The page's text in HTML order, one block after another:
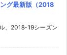
グ最新版（2018
、2018-19シーズン